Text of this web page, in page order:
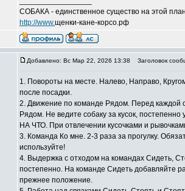
СОБАКА - единственное существо на этой
http://www.щенки-кане-корсо.рф
Добавлено: Вс Мар 22, 2026 13:38 Заголовок
1. Повороты на месте. Налево, Направо,
после посадки.
2. Движение по команде Рядом. Перед каждой
Рядом. Не ведите собаку за кусок,
НА ЧТО. При отвлечении кусочками и
3. Команда Ко мне. 2-3 раза за прогулку.
используйте!
4. Выдержка с отходом на командах Сидеть,
постепенно. На команде Сидеть добавляйте
прежнее положение.